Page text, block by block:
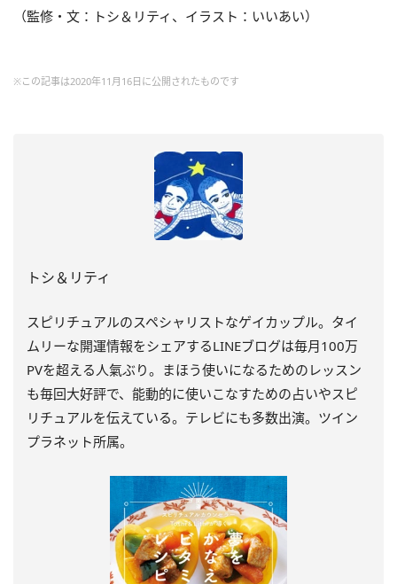
（監修・文：トシ＆リティ、イラスト：いいあい）
※この記事は2020年11月16日に公開されたものです
トシ＆リティ
スピリチュアルのスペシャリストなゲイカップル。タイ
ムリーな開運情報をシェアするLINEブログは毎月100万
PVを超える人氣ぶり。まほう使いになるためのレッスン
も毎回大好評で、能動的に使いこなすための占いやスピ
リチュアルを伝えている。テレビにも多数出演。ツイン
プラネット所属。